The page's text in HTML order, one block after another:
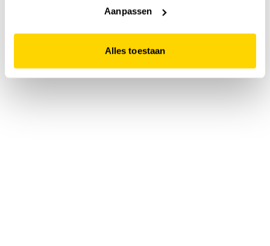
website niet optimaal functioneert.
Aanpassen
Alles toestaan